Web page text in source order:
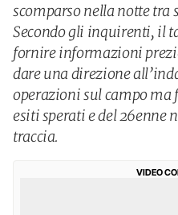
scomparso nella notte tra
Secondo gli inquirenti, il
fornire informazioni
dare una direzione
operazioni sul campo
esiti sperati e del 26enne
traccia.
VIDEO